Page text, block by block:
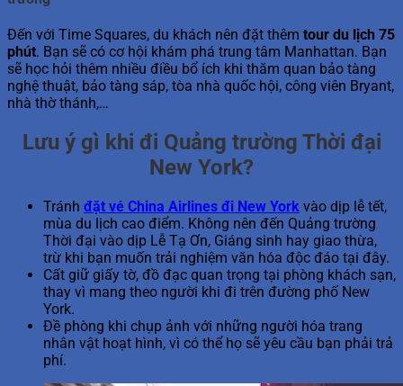
Đến với Time Squares, du khách nên đặt thêm tour du lịch 75
phút. Bạn sẽ có cơ hội khám phá trung tâm Manhattan. Bạn
sẽ học hỏi thêm nhiều điều bổ ích khi thăm quan bảo tàng
nghệ thuật, bảo tàng sáp, tòa nhà quốc hội, công viên Bryant,
nhà thờ thánh,…
Lưu ý gì khi đi Quảng trường Thời đại
New York?
Tránh đặt vé China Airlines đi New York vào dịp lễ tết,
mùa du lịch cao điểm. Không nên đến Quảng trường
Thời đại vào dịp Lễ Tạ Ơn, Giáng sinh hay giao thừa,
trừ khi bạn muốn trải nghiệm văn hóa độc đáo tại đây.
Cất giữ giấy tờ, đồ đạc quan trọng tại phòng khách sạn,
thay vì mang theo người khi đi trên đường phố New
York.
Đề phòng khi chụp ảnh với những người hóa trang
nhân vật hoạt hình, vì có thể họ sẽ yêu cầu bạn phải trả
phí.